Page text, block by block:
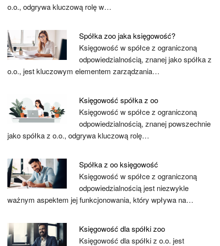
o.o., odgrywa kluczową rolę w…
Spółka zoo jaka księgowość?
Księgowość w spółce z ograniczoną
odpowiedzialnością, znanej jako spółka z
o.o., jest kluczowym elementem zarządzania…
Księgowość spółka z oo
Księgowość w spółce z ograniczoną
odpowiedzialnością, znanej powszechnie
jako spółka z o.o., odgrywa kluczową rolę…
Spółka z oo księgowość
Księgowość w spółce z ograniczoną
odpowiedzialnością jest niezwykle
ważnym aspektem jej funkcjonowania, który wpływa na…
Księgowość dla spółki zoo
Księgowość dla spółki z o.o. jest